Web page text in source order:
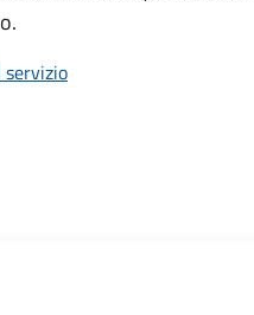
servizio